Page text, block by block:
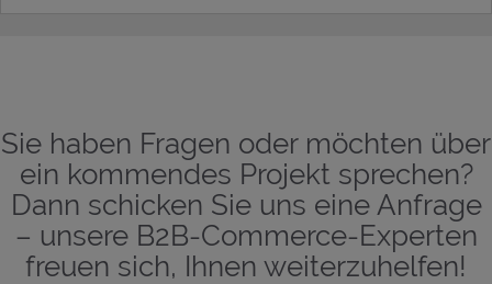
Sie haben Fragen oder möchten über
ein kommendes Projekt sprechen?
Dann schicken Sie uns eine Anfrage
– unsere B2B-Commerce-Experten
freuen sich, Ihnen weiterzuhelfen!